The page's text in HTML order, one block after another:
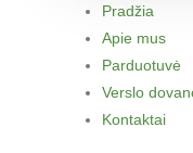
Pradžia
Apie mus
Parduotuvė
Verslo
Kontaktai